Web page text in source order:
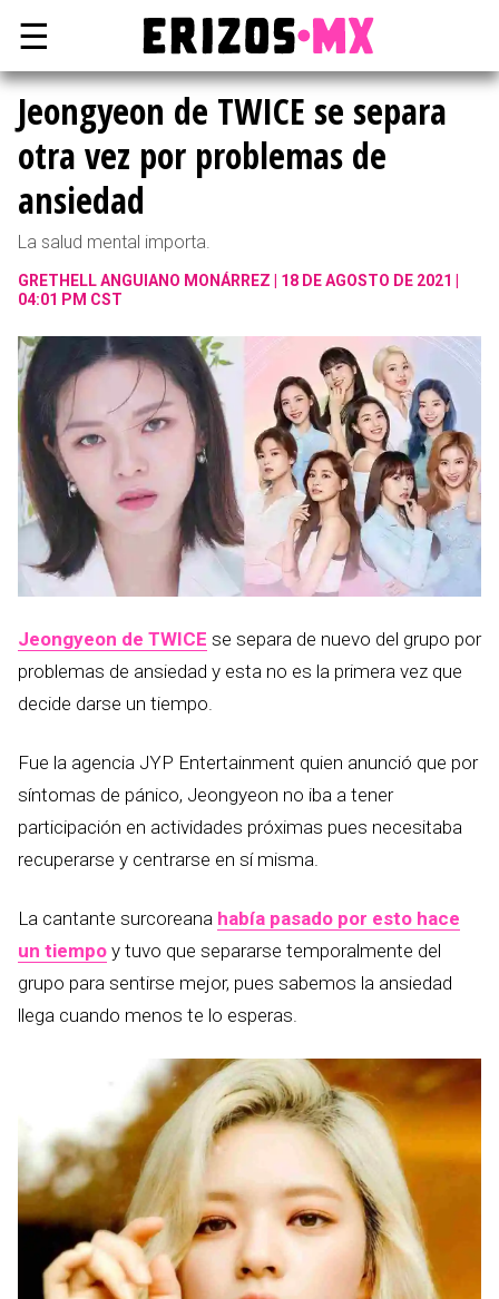
☰
Jeongyeon de TWICE se separa
otra vez por problemas de
ansiedad
La salud mental importa.
GRETHELL ANGUIANO MONÁRREZ
18 DE AGOSTO DE 2021 |
04:01 PM CST
Jeongyeon de TWICE se separa de nuevo del grupo por
problemas de ansiedad y esta no es la primera vez que
decide darse un tiempo.
Fue la agencia JYP Entertainment quien anunció que por
síntomas de pánico, Jeongyeon no iba a tener
participación en actividades próximas pues necesitaba
recuperarse y centrarse en sí misma.
La cantante surcoreana había pasado por esto hace
un tiempo y tuvo que separarse temporalmente del
grupo para sentirse mejor, pues sabemos la ansiedad
llega cuando menos te lo esperas.